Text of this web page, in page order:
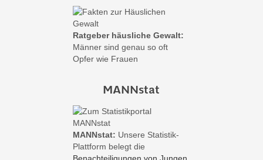
Ratgeber häusliche Gewalt:
Männer sind genau so oft
Opfer wie Frauen
MANNstat
MANNstat: Unsere Statistik-
Plattform belegt die